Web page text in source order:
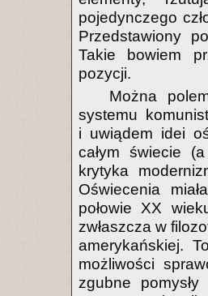
pojedynczego
Przedstawiony
Takie bowiem
pozycji.
Można
systemu
i uwiądem idei
całym świecie
krytyka
Oświecenia
połowie XX
zwłaszcza w
amerykańskiej.
możliwości
zgubne